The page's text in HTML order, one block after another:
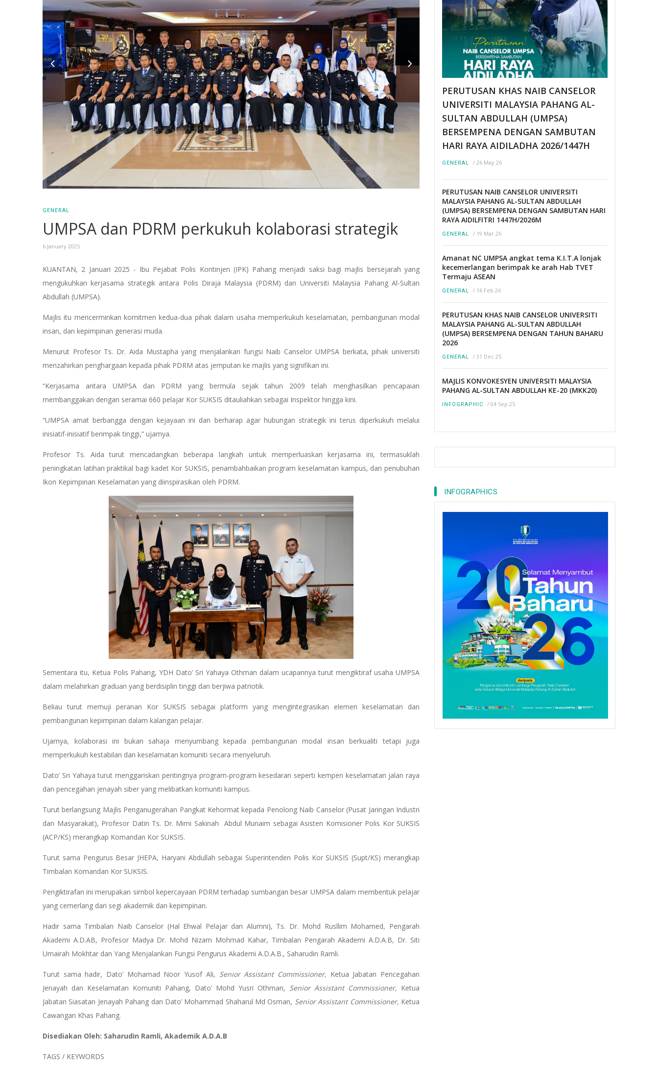
GENERAL
UMPSA dan PDRM perkukuh kolaborasi strategik
6 January 2025
KUANTAN, 2 Januari 2025 - Ibu Pejabat Polis Kontinjen (IPK) Pahang menjadi saksi bagi majlis bersejarah yang
mengukuhkan kerjasama strategik antara Polis Diraja Malaysia (PDRM) dan Universiti Malaysia Pahang Al-Sultan
Abdullah (UMPSA).
Majlis itu mencerminkan komitmen kedua-dua pihak dalam usaha memperkukuh keselamatan, pembangunan modal
insan, dan kepimpinan generasi muda.
Menurut Profesor Ts. Dr. Aida Mustapha yang menjalankan fungsi Naib Canselor UMPSA berkata, pihak universiti
menzahirkan penghargaan kepada pihak PDRM atas jemputan ke majlis yang signifikan ini.
“Kerjasama antara UMPSA dan PDRM yang bermula sejak tahun 2009 telah menghasilkan pencapaian
membanggakan dengan seramai 660 pelajar Kor SUKSIS ditauliahkan sebagai Inspektor hingga kini.
“UMPSA amat berbangga dengan kejayaan ini dan berharap agar hubungan strategik ini terus diperkukuh melalui
inisiatif-inisiatif berimpak tinggi,” ujarnya.
Profesor Ts. Aida turut mencadangkan beberapa langkah untuk memperluaskan kerjasama ini, termasuklah
peningkatan latihan praktikal bagi kadet Kor SUKSIS, penambahbaikan program keselamatan kampus, dan penubuhan
Ikon Kepimpinan Keselamatan yang diinspirasikan oleh PDRM.
Sementara itu, Ketua Polis Pahang, YDH Dato’ Sri Yahaya Othman dalam ucapannya turut mengiktiraf usaha UMPSA
dalam melahirkan graduan yang berdisiplin tinggi dan berjiwa patriotik.
Beliau turut memuji peranan Kor SUKSIS sebagai platform yang mengintegrasikan elemen keselamatan dan
pembangunan kepimpinan dalam kalangan pelajar.
Ujarnya, kolaborasi ini bukan sahaja menyumbang kepada pembangunan modal insan berkualiti tetapi juga
memperkukuh kestabilan dan keselamatan komuniti secara menyeluruh.
Dato’ Sri Yahaya turut menggariskan pentingnya program-program kesedaran seperti kempen keselamatan jalan raya
dan pencegahan jenayah siber yang melibatkan komuniti kampus.
Turut berlangsung Majlis Penganugerahan Pangkat Kehormat kepada Penolong Naib Canselor (Pusat Jaringan Industri
dan Masyarakat), Profesor Datin Ts. Dr. Mimi Sakinah Abdul Munaim sebagai Asisten Komisioner Polis Kor SUKSIS
(ACP/KS) merangkap Komandan Kor SUKSIS.
Turut sama Pengurus Besar JHEPA, Haryani Abdullah sebagai Superintenden Polis Kor SUKSIS (Supt/KS) merangkap
Timbalan Komandan Kor SUKSIS.
Pengiktirafan ini merupakan simbol kepercayaan PDRM terhadap sumbangan besar UMPSA dalam membentuk pelajar
yang cemerlang dari segi akademik dan kepimpinan.
Hadir sama Timbalan Naib Canselor (Hal Ehwal Pelajar dan Alumni), Ts. Dr. Mohd Rusllim Mohamed, Pengarah
Akademi A.D.AB, Profesor Madya Dr. Mohd Nizam Mohmad Kahar, Timbalan Pengarah Akademi A.D.A.B, Dr. Siti
Umairah Mokhtar dan Yang Menjalankan Fungsi Pengurus Akademi A.D.A.B., Saharudin Ramli.
Turut sama hadir, Dato’ Mohamad Noor Yusof Ali, Senior Assistant Commissioner, Ketua Jabatan Pencegahan
Jenayah dan Keselamatan Komuniti Pahang, Dato’ Mohd Yusri Othman, Senior Assistant Commissioner, Ketua
Jabatan Siasatan Jenayah Pahang dan Dato’ Mohammad Shaharul Md Osman, Senior Assistant Commissioner, Ketua
Cawangan Khas Pahang.
Disediakan Oleh: Saharudin Ramli, Akademik A.D.A.B
TAGS / KEYWORDS
PERUTUSAN KHAS NAIB CANSELOR
UNIVERSITI MALAYSIA PAHANG AL-
SULTAN ABDULLAH (UMPSA)
BERSEMPENA DENGAN SAMBUTAN
HARI RAYA AIDILADHA 2026/1447H
GENERAL / 26 May 26
PERUTUSAN NAIB CANSELOR UNIVERSITI
MALAYSIA PAHANG AL-SULTAN ABDULLAH
(UMPSA) BERSEMPENA DENGAN SAMBUTAN HARI
RAYA AIDILFITRI 1447H/2026M
GENERAL / 19 Mar 26
Amanat NC UMPSA angkat tema K.I.T.A lonjak
kecemerlangan berimpak ke arah Hab TVET
Termaju ASEAN
GENERAL / 16 Feb 26
PERUTUSAN KHAS NAIB CANSELOR UNIVERSITI
MALAYSIA PAHANG AL-SULTAN ABDULLAH
(UMPSA) BERSEMPENA DENGAN TAHUN BAHARU
2026
GENERAL / 31 Dec 25
MAJLIS KONVOKESYEN UNIVERSITI MALAYSIA
PAHANG AL-SULTAN ABDULLAH KE-20 (MKK20)
INFOGRAPHIC / 04 Sep 25
INFOGRAPHICS